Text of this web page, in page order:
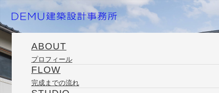
ABOUT
プロフィール
FLOW
完成までの流れ
ホーム